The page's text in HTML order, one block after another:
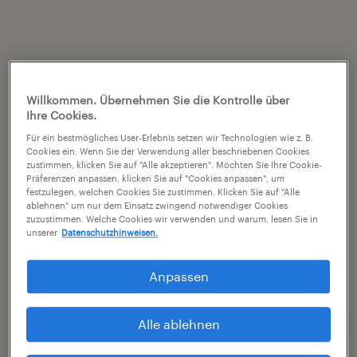
Willkommen. Übernehmen Sie die Kontrolle über
Ihre Cookies.
Für ein bestmögliches User-Erlebnis setzen wir Technologien wie z. B.
Cookies ein. Wenn Sie der Verwendung aller beschriebenen Cookies
zustimmen, klicken Sie auf "Alle akzeptieren". Möchten Sie Ihre Cookie-
Präferenzen anpassen, klicken Sie auf "Cookies anpassen", um
festzulegen, welchen Cookies Sie zustimmen. Klicken Sie auf "Alle
ablehnen" um nur dem Einsatz zwingend notwendiger Cookies
zuzustimmen. Welche Cookies wir verwenden und warum, lesen Sie in
unserer Datenschutzhinweisen.
Anpassen
Alle ablehnen